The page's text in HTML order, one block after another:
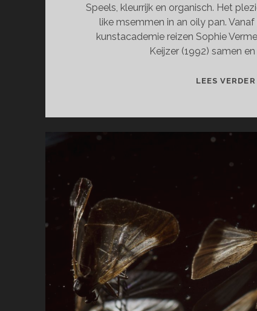
Speels, kleurrijk en organisch. Het
like msemmen in an oily pan.
kunstacademie reizen Sophie
Keijzer (1992) samen
LEES VERDER